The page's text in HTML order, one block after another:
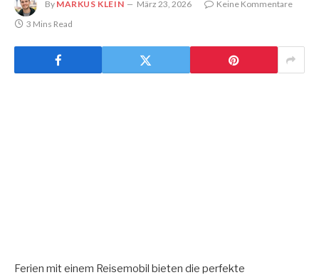
By MARKUS KLEIN März 23, 2026
Keine Kommentare
3 Mins Read
Ferien mit einem Reisemobil bieten die perfekte